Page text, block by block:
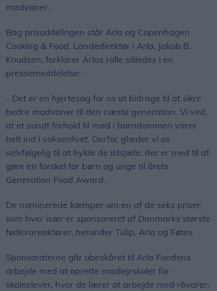
madvaner.
Bag prisuddelingen står Arla og Copenhagen
Cooking & Food. Landedirektør i Arla, Jakob B.
Knudsen, forklarer Arlas rolle således i en
pressemeddelelse:
- Det er en hjertesag for os at bidrage til at sikre
bedre madvaner til den næste generation. Vi ved,
at et sundt forhold til mad i barndommen varer
helt ind i voksenlivet. Derfor glæder vi os
selvfølgelig til at hylde de ildsjæle, der er med til at
gøre en forskel for børn og unge til årets
Generation Food Award.
De nominerede kæmper om en af de seks priser,
som hver især er sponsoreret af Danmarks største
fødevareaktører, herunder Tulip, Arla og Føtex.
Sponsoraterne går ubeskåret til Arla Fondens
arbejde med at oprette madlejrskoler for
skoleelever, hvor de lærer at arbejde med råvarer,